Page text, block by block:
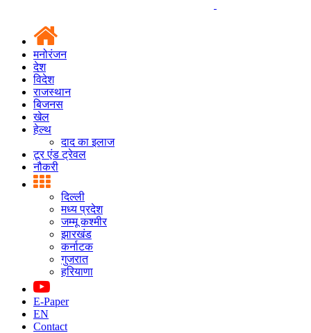
मनोरंजन
देश
विदेश
राजस्थान
बिजनस
खेल
हेल्थ
दाद का इलाज
टूर एंड ट्रेवल
नौकरी
दिल्ली
मध्य प्रदेश
जम्मू कश्मीर
झारखंड
कर्नाटक
गुजरात
हरियाणा
E-Paper
EN
Contact